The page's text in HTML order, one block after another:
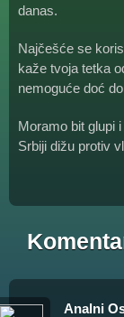
danas.
Najčešće se
kaže tvoja tetka
nemoguće doć
Moramo bit glupi
Srbiji dižu protiv
Analni